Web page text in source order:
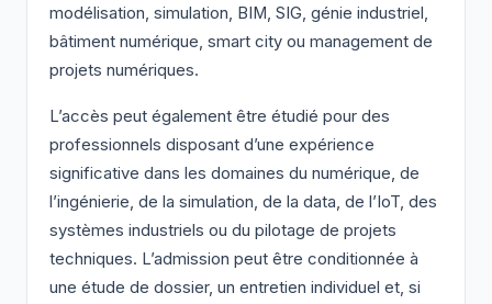
modélisation, simulation, BIM, SIG, génie industriel,
bâtiment numérique, smart city ou management de
projets numériques.
L’accès peut également être étudié pour des
professionnels disposant d’une expérience
significative dans les domaines du numérique, de
l’ingénierie, de la simulation, de la data, de l’IoT, des
systèmes industriels ou du pilotage de projets
techniques. L’admission peut être conditionnée à
une étude de dossier, un entretien individuel et, si